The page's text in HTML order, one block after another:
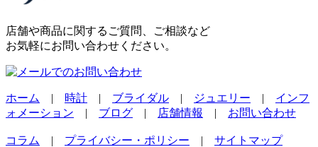
店舗や商品に関するご質問、ご相談など
お気軽にお問い合わせください。
ホーム | 時計 | ブライダル | ジュエリー | インフ
ォメーション | ブログ | 店舗情報 | お問い合わせ
コラム | プライバシー・ポリシー | サイトマップ